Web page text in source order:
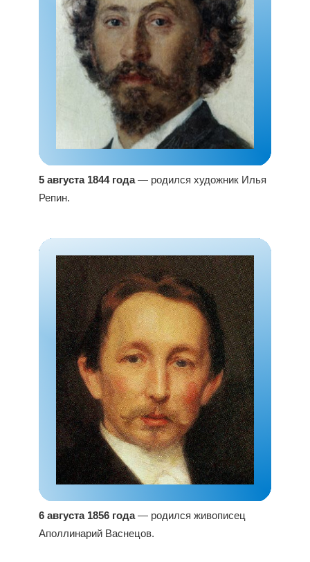
5 августа 1844 года— родился художник Илья
Репин.
6 августа 1856 года— родился живописец
Аполлинарий Васнецов.